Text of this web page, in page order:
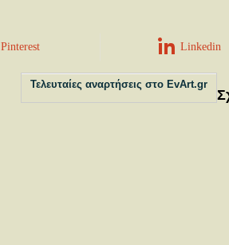
Pinterest Linkedin
Τελευταίες αναρτήσεις στο EvArt.gr